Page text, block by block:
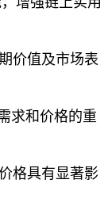
价值及市场表
求和价格的重
格具有显著影